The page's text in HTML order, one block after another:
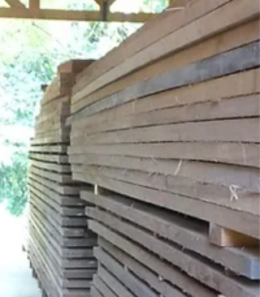
tempos, usamos as mãos para moldar o
mundo: construir, reparar, transformar. Faz
parte da nossa essência, mesmo que hoje
pareça algo distante.